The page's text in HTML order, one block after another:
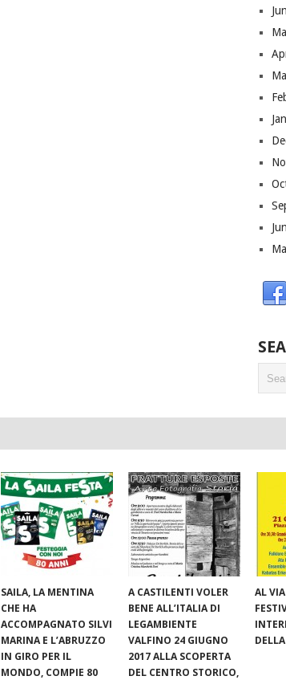
SAILA, LA MENTINA
CHE HA
ACCOMPAGNATO SILVI
MARINA E L’ABRUZZO
IN GIRO PER IL
MONDO, COMPIE 80
A CASTILENTI VOLER
BENE ALL’ITALIA DI
LEGAMBIENTE
VALFINO 24 GIUGNO
2017 ALLA SCOPERTA
DEL CENTRO STORICO,
AL